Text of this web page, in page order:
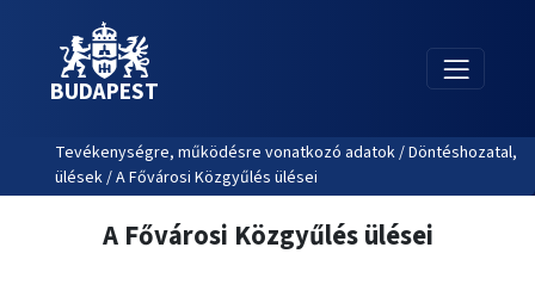
BUDAPEST
Tevékenységre, működésre vonatkozó adatok / Döntéshozatal,
ülések / A Fővárosi Közgyűlés ülései
A Fővárosi Közgyűlés ülései